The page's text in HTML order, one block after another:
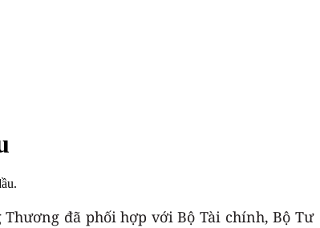
Thương đã phối hợp với Bộ Tài chính, Bộ Tư